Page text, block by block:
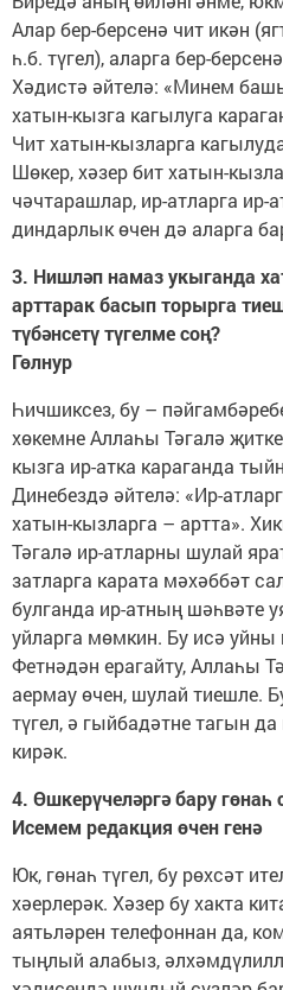
Алар бер-берсенә чит икән
һ.б. түгел), аларга бер-
Хәдистә әйтелә: «Минем
хатын-кызга кагылуга
Чит хатын-кызларга
Шөкер, хәзер бит хатын-
чәчтарашлар, ир-атларга ир-
диндарлык өчен дә аларга
3. Нишләп намаз укыганда
арттарак басып торырга
түбәнсетү түгелме соң?
Гөлнур
Һичшиксез, бу –
хөкемне Аллаһы Тәгалә
кызга ир-атка караганда
Динебездә әйтелә: «Ир-
хатын-кызларга – артта».
Тәгалә ир-атларны шулай
затларга карата мәхәббәт
булганда ир-атның шәһвәте
уйларга мөмкин. Бу исә уйны
Фетнәдән ерагайту, Аллаһы
аермау өчен, шулай тиешле.
түгел, ә гыйбадәтне тагын
кирәк.
4. Өшкерүчеләргә бару
Исемем редакция өчен генә
Юк, гөнаһ түгел, бу рөхсәт
хәерлерәк. Хәзер бу хакта
аятьләрен телефоннан да,
тыңлый алабыз,